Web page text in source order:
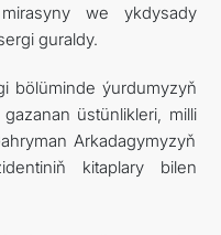
we ykdysady
guraldy.
bölüminde ýurdumyzyň
üstünlikleri, milli
Arkadagymyzyň
kitaplary bilen